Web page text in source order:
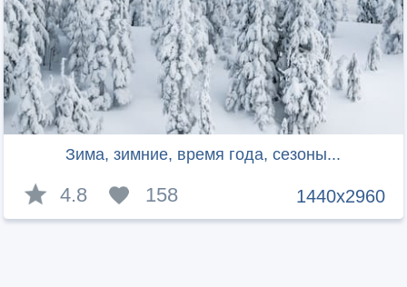
Зима, зимние, время года, сезоны...
1440x2960
4.8 158